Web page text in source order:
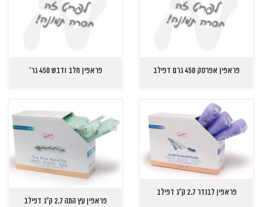
פראפין אפרסק 450 גרם דפילב פראפין חלב ודבש 450 גר'
פראפין לבנדר 2.7 ק"ג דפילב
פראפין עץ התה 2.7 ק"ג דפילב